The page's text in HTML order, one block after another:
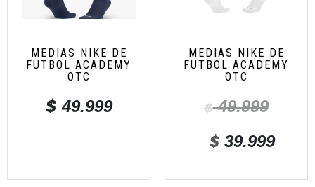
MEDIAS NIKE DE
FUTBOL ACADEMY
OTC
$ 49.999
MEDIAS NIKE DE
FUTBOL ACADEMY
OTC
$49.999
$39.999